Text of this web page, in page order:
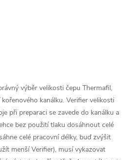
výběr velikosti čepu Thermafil,
kanálku. Verifier velikosti
při preparaci se zavede do kanálku a
bez použití tlaku dosáhnout celé
celé pracovní délky, buď zvýšit
menší Verifier), musí vykazovat